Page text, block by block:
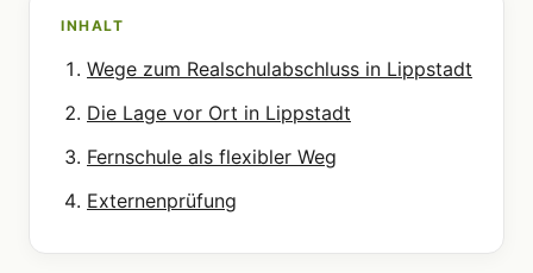
INHALT
Wege zum Realschulabschluss in Lippstadt
Die Lage vor Ort in Lippstadt
Fernschule als flexibler Weg
Externenprüfung